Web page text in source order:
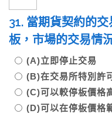
31. 當期貨契約的
板，市場的交易情
(A)立即停止交易
(B)在交易所特別許
(C)可以較停板價格
(D)可以在停板價格